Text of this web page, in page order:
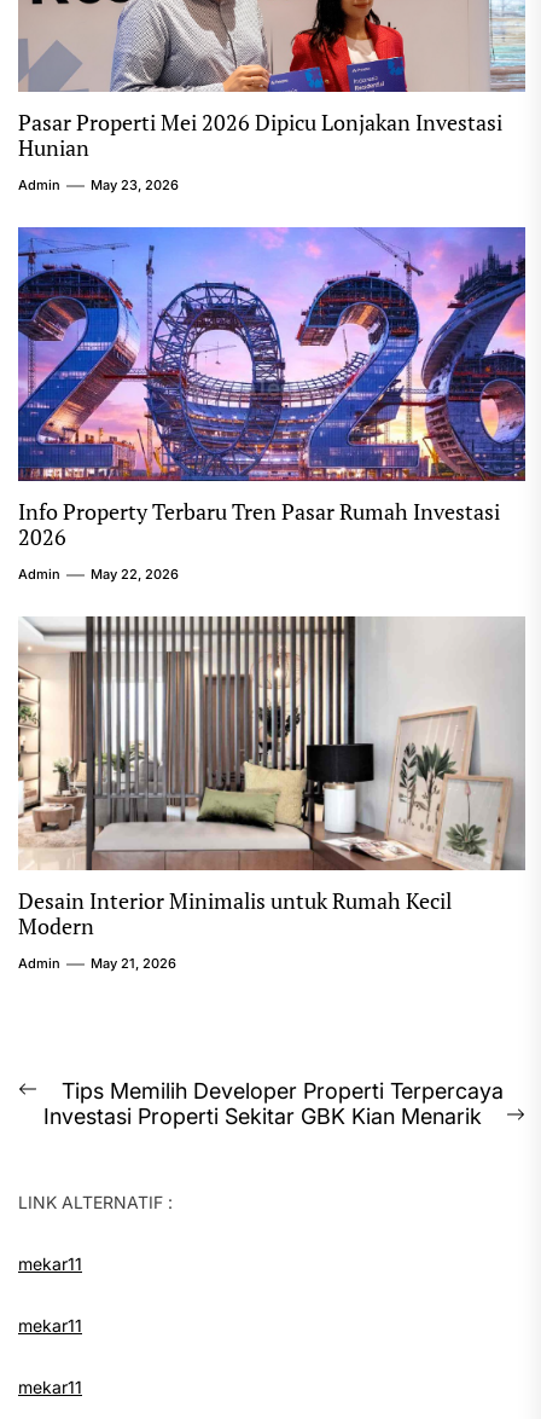
Pasar Properti Mei 2026 Dipicu Lonjakan Investasi
Hunian
Admin May 23, 2026
Info Property Terbaru Tren Pasar Rumah Investasi
2026
Admin May 22, 2026
Desain Interior Minimalis untuk Rumah Kecil
Modern
Admin May 21, 2026
Post
navigation
Previous
post:
Tips Memilih Developer Properti Terpercaya
Investasi Properti Sekitar GBK Kian Menarik
LINK ALTERNATIF :
mekar11
mekar11
mekar11